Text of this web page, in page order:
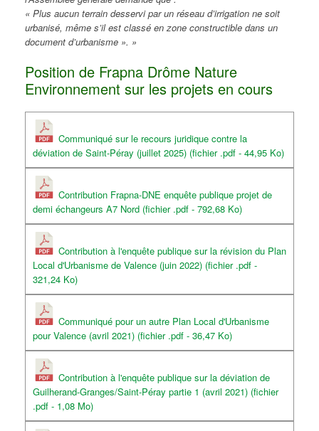
« Plus aucun terrain desservi par un réseau d’irrigation ne soit
urbanisé, même s’il est classé en zone constructible dans un
document d’urbanisme ». »
Position de Frapna Drôme Nature
Environnement sur les projets en cours
Communiqué sur le recours juridique contre la
déviation de Saint-Péray (juillet 2025) (fichier .pdf - 44,95 Ko)
Contribution Frapna-DNE enquête publique projet de
demi échangeurs A7 Nord (fichier .pdf - 792,68 Ko)
Contribution à l'enquête publique sur la révision du Plan
Local d'Urbanisme de Valence (juin 2022) (fichier .pdf -
321,24 Ko)
Communiqué pour un autre Plan Local d'Urbanisme
pour Valence (avril 2021) (fichier .pdf - 36,47 Ko)
Contribution à l'enquête publique sur la déviation de
Guilherand-Granges/Saint-Péray partie 1 (avril 2021) (fichier
.pdf - 1,08 Mo)